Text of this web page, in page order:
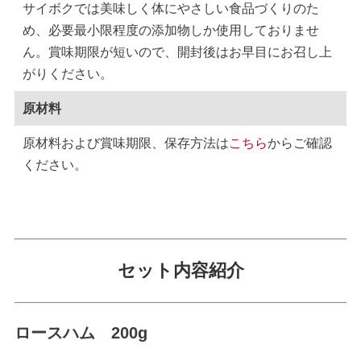
サイボクでは美味しく体にやさしい食品づくりのた
め、必要最小限程度の添加物しか使用しておりませ
ん。賞味期限が短いので、開封後はお早目にお召し上
がりください。
原材料
原材料および賞味期限、保存方法はこちらからご確認
ください。
セット内容紹介
ロースハム 200g